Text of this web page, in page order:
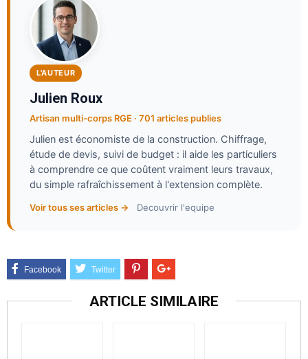
L'AUTEUR
Julien Roux
Artisan multi-corps RGE · 701 articles publies
Julien est économiste de la construction. Chiffrage,
étude de devis, suivi de budget : il aide les particuliers
à comprendre ce que coûtent vraiment leurs travaux,
du simple rafraîchissement à l'extension complète.
Voir tous ses articles → Decouvrir l'equipe
ARTICLE SIMILAIRE